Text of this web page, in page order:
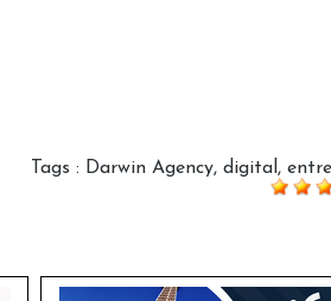
Tags : Darwin Agency, digital ,